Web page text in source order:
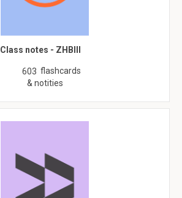
Class notes - ZHBIII
603 flashcards
& notities